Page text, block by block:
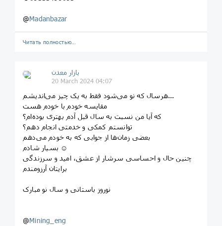
@Madanbazar
Читать полностью…
بازار معدن
20 March 2024 04:07
هرسال که نو می‌شود فقط به یک چیز می‌اندیشم...
مقایسه خودم با خودم هست
که آیا من نسبت به سال قبل آدم بهتری بوده‌ام؟
توانستم کمکی و خدمتی انجام دهم؟
بعضی زمان‌ها از جوابی که به خودم می‌دهم
بسیار شادم ☺️
چنین حال و احساسی سرشار از عشق، امید و سرزندگی
برایتان آرزومندم
نوروز باستانی و سال نو مبارک
@Mining_eng